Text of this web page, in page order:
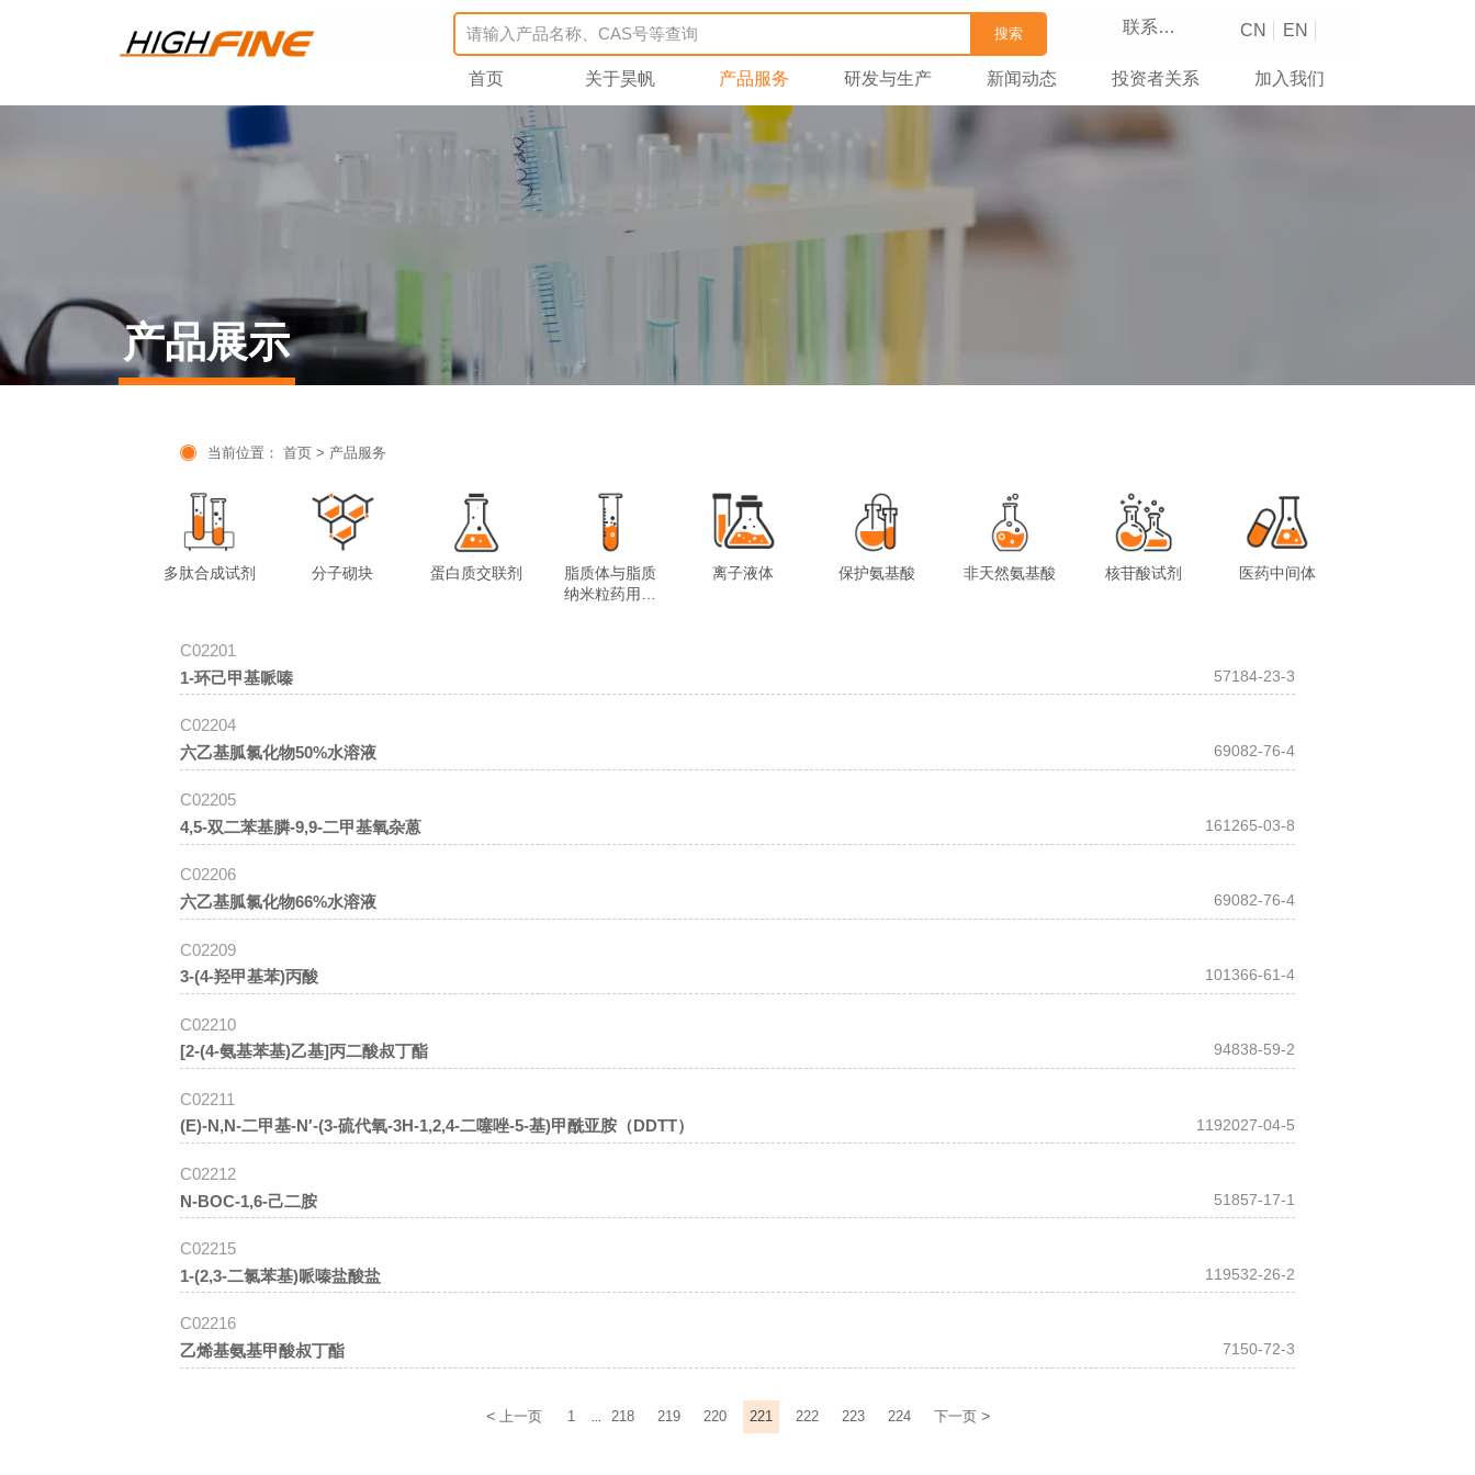
搜索 联系我们 CN EN
首页 关于昊帆 产品服务 研发与生产 新闻动态 投资者关系 加入我们
产品展示
 当前位置： 首页> 产品服务
多肽合成试剂 分子砌块 蛋白质交联剂
脂质体与脂质
纳米粒药用试
离子液体 保护氨基酸 非天然氨基酸 核苷酸试剂 医药中间体
C02201
1-环己甲基哌嗪
57184-23-3
C02204
六乙基胍氯化物50%水溶液
69082-76-4
C02205
4,5-双二苯基膦-9,9-二甲基氧杂蒽
161265-03-8
C02206
六乙基胍氯化物66%水溶液
69082-76-4
C02209
3-(4-羟甲基苯)丙酸
101366-61-4
C02210
[2-(4-氨基苯基)乙基]丙二酸叔丁酯
94838-59-2
C02211
(E)-N,N-二甲基-N′-(3-硫代氧-3H-1,2,4-二噻唑-5-基)甲酰亚胺（DDTT）
1192027-04-5
C02212
N-BOC-1,6-己二胺
51857-17-1
C02215
1-(2,3-二氯苯基)哌嗪盐酸盐
119532-26-2
C02216
乙烯基氨基甲酸叔丁酯
7150-72-3
<上一页 1 ... 218 219 220 221 222 223 224 下一页 >